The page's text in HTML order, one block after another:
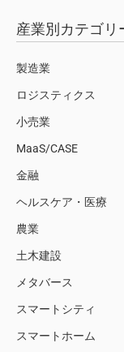
産業別カテゴリ
製造業
ロジスティクス
小売業
MaaS/CASE
金融
ヘルスケア・医療
農業
土木建設
メタバース
スマートシティ
スマートホーム